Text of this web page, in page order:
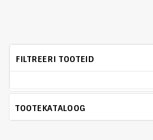
FILTREERI TOOTEID
TOOTEKATALOOG